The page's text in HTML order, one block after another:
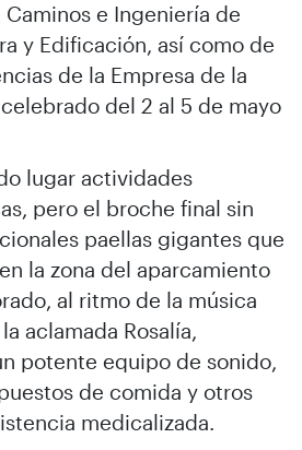
e Ingeniería de
y Edificación, así como de
de la Empresa de la
celebrado del 2 al 5 de mayo
lugar actividades
pero el broche final sin
paellas gigantes que
la zona del aparcamiento
al ritmo de la música
aclamada Rosalía,
potente equipo de sonido,
de comida y otros
medicalizada.